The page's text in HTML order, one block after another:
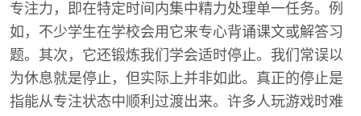
专注力，即在特定时间内集中精力处理单一任务。例
如，不少学生在学校会用它来专心背诵课文或解答习
题。其次，它还锻炼我们学会适时停止。我们常误以
为休息就是停止，但实际上并非如此。真正的停止是
指能从专注状态中顺利过渡出来。许多人玩游戏时难